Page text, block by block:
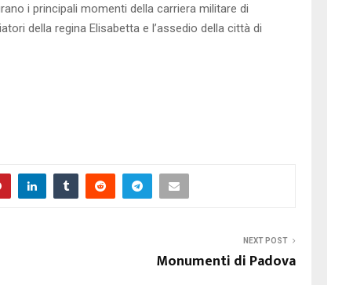
i principali momenti della carriera militare di
della regina Elisabetta e l’assedio della città di
NEXT POST
Monumenti di Padova